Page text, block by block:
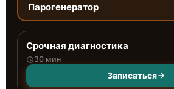
Парогенератор
Срочная диагностика
30 мин
Записаться